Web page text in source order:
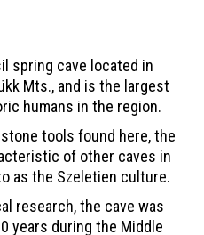
spring cave located in
Mts., and is the largest
humans in the region.
tools found here, the
of other caves in
as the Szeletien culture.
research, the cave was
years during the Middle